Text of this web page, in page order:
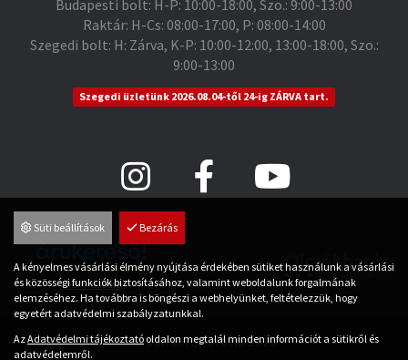
Budapesti bolt: H-P: 10:00-18:00, Szo.: 9:00-13:00
Raktár: H-Cs: 08:00-17:00, P: 08:00-14:00
Szegedi bolt: H: Zárva, K-P: 10:00-12:00, 13:00-18:00, Szo.:
9:00-13:00
Szegedi üzletünk 2026.08.04-től 24-ig ZÁRVA tart.
Árukereső.hu
© Saman Sport.hu 2026
Süti beállítások Bezárás
A kényelmes vásárlási élmény nyújtása érdekében sütiket használunk a vásárlási
és közösségi funkciók biztosításához, valamint weboldalunk forgalmának
elemzéséhez. Ha továbbra is böngészi a webhelyünket, feltételezzük, hogy
egyetért adatvédelmi szabályzatunkkal.
AzAdatvédelmi tájékoztató oldalon megtalál minden információt a sütikről és
adatvédelemről.